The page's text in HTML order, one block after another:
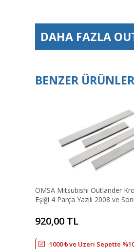
DAHA FAZLA
BENZER ÜRÜNLER
OMSA Mitsubishi Outlander
Eşiği 4 Parça Yazılı 2008 ve
920,00 TL
1000 ₺ ve Üzeri Sepette